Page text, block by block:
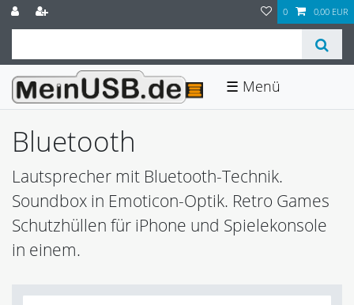
0 0,00 EUR
☰
Bluetooth
Lautsprecher mit Bluetooth-Technik.
Soundbox in Emoticon-Optik. Retro Games
Schutzhüllen für iPhone und Spielekonsole
in einem.